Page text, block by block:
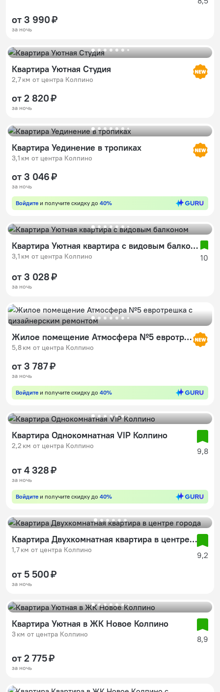
от 3 990 ₽
за ночь
Квартира Уютная Студия
2,7 км от центра Колпино
от 2 820 ₽
за ночь
Квартира Уединение в тропиках
3,1 км от центра Колпино
от 3 046 ₽
за ночь
Войдите и получите скидку до 40%
Квартира Уютная квартира с видовым балконом
3,1 км от центра Колпино 10
от 3 028 ₽
за ночь
Жилое помещение Атмосфера №5 евротрешка с дизайнерским ремонтом
5,8 км от центра Колпино
от 3 787 ₽
за ночь
Войдите и получите скидку до 40%
Квартира Однокомнатная VIP Колпино
2,2 км от центра Колпино
9,8
от 4 328 ₽
за ночь
Войдите и получите скидку до 40%
Квартира Двухкомнатная квартира в центре города
1,7 км от центра Колпино
9,2
от 5 500 ₽
за ночь
Квартира Уютная в ЖК Новое Колпино
3 км от центра Колпино
8,9
от 2 775 ₽
за ночь